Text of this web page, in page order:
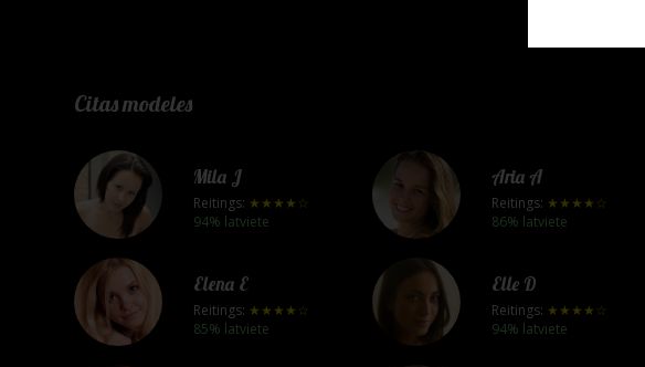
Citas modeles
Mila J
Reitings: ★★★★☆
94% latviete
Aria A
Reitings: ★★★★☆
86% latviete
Elena E
Reitings: ★★★★☆
85% latviete
Elle D
Reitings: ★★★★☆
94% latviete